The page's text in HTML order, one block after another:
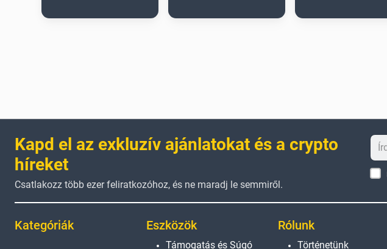
Kapd el az exkluzív ajánlatokat és a crypto
híreket
Csatlakozz több ezer feliratkozóhoz, és ne maradj le semmiről.
Kategóriák Eszközök
Támogatás és Súgó
Rólunk
Történetünk